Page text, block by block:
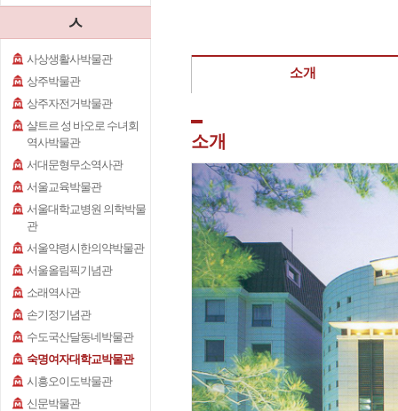
ㅅ
사상생활사박물관
상주박물관
상주자전거박물관
샬트르 성 바오로 수녀회
역사박물관
서대문형무소역사관
서울교육박물관
서울대학교병원 의학박물
관
서울약령시한의약박물관
서울올림픽기념관
소래역사관
손기정기념관
수도국산달동네박물관
숙명여자대학교박물관
시흥오이도박물관
신문박물관
소개
소개